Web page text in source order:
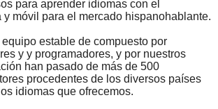
para aprender idiomas con el
y móvil para el mercado hispanohablante.
estable de compuesto por
y y programadores, y por nuestros
han pasado de más de 500
procedentes de los diversos países
idiomas que ofrecemos.